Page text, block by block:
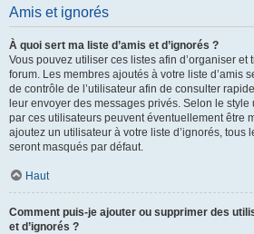
Amis et ignorés
À quoi sert ma liste d’amis et d’ignorés ?
Vous pouvez utiliser ces listes afin d’organiser et
forum. Les membres ajoutés à votre liste d’amis
de contrôle de l’utilisateur afin de consulter
leur envoyer des messages privés. Selon le
par ces utilisateurs peuvent éventuellement être
ajoutez un utilisateur à votre liste d’ignorés, tous
seront masqués par défaut.
Haut
Comment puis-je ajouter ou supprimer des
et d’ignorés ?